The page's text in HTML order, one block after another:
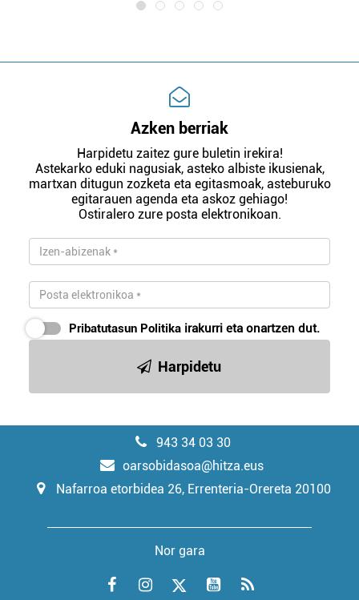
Azken berriak
Harpidetu zaitez gure buletin irekira!
Astekarko eduki nagusiak, asteko albiste ikusienak,
martxan ditugun zozketa eta egitasmoak, asteburuko
egitarauen agenda eta askoz gehiago!
Ostiralero zure posta elektronikoan.
Pribatutasun Politika irakurri eta onartzen dut.
Harpidetu
943 34 03 30
oarsobidasoa@hitza.eus
Nafarroa etorbidea 26, Errenteria-Orereta 20100
Nor gara